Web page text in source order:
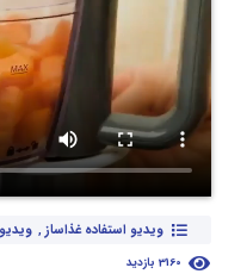
3160 بازدید
ویدیو استفاده غذاساز ,